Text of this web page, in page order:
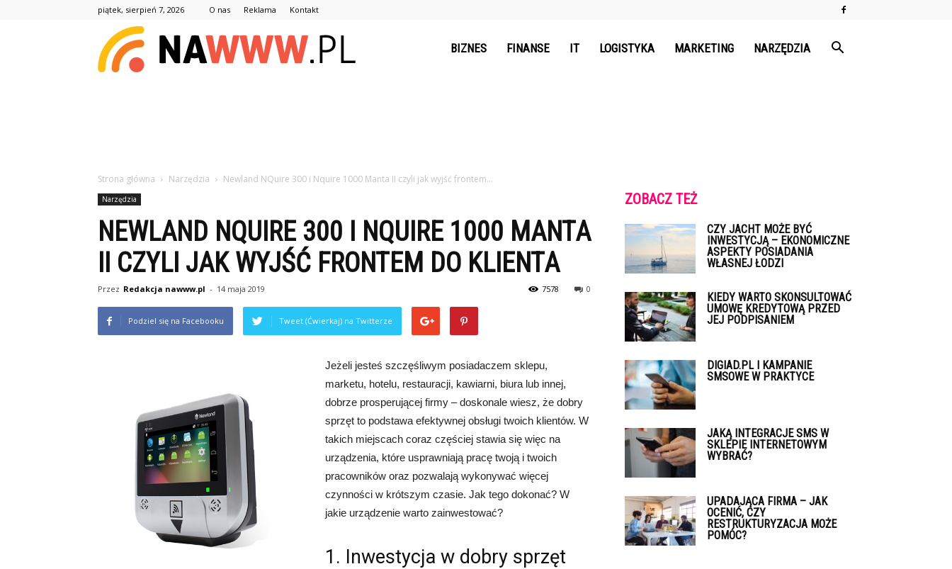
piątek, sierpień 7, 2026 O nas Reklama Kontakt
BIZNES FINANSE IT LOGISTYKA MARKETING NARZĘDZIA
Strona główna Narzędzia Newland NQuire 300 i Nquire 1000 Manta II czyli jak wyjść frontem...
Narzędzia
NEWLAND NQUIRE 300 I NQUIRE 1000 MANTA
II CZYLI JAK WYJŚĆ FRONTEM DO KLIENTA
Przez Redakcja nawww.pl - 14 maja 2019 0
7578
Podziel się na Facebooku Tweet (Ćwierkaj) na Twitterze
Jeżeli jesteś szczęśliwym posiadaczem sklepu,
marketu, hotelu, restauracji, kawiarni, biura lub innej,
dobrze prosperującej firmy – doskonale wiesz, że dobry
sprzęt to podstawa efektywnej obsługi twoich klientów. W
takich miejscach coraz częściej stawia się więc na
urządzenia, które usprawniają pracę twoją i twoich
pracowników oraz pozwalają wykonywać więcej
czynności w krótszym czasie. Jak tego dokonać? W
jakie urządzenie warto zainwestować?
1. Inwestycja w dobry sprzęt
ZOBACZ TEŻ
CZY JACHT MOŻE BYĆ
INWESTYCJĄ – EKONOMICZNE
ASPEKTY POSIADANIA
WŁASNEJ ŁODZI
KIEDY WARTO SKONSULTOWAĆ
UMOWĘ KREDYTOWĄ PRZED
JEJ PODPISANIEM
DIGIAD.PL I KAMPANIE
SMSOWE W PRAKTYCE
JAKĄ INTEGRACJE SMS W
SKLEPIE INTERNETOWYM
WYBRAĆ?
UPADAJĄCA FIRMA – JAK
OCENIĆ, CZY
RESTRUKTURYZACJA MOŻE
POMÓC?